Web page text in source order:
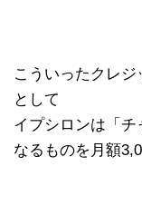
こういったクレ
として
イプシロンは「チ
なるものを月額